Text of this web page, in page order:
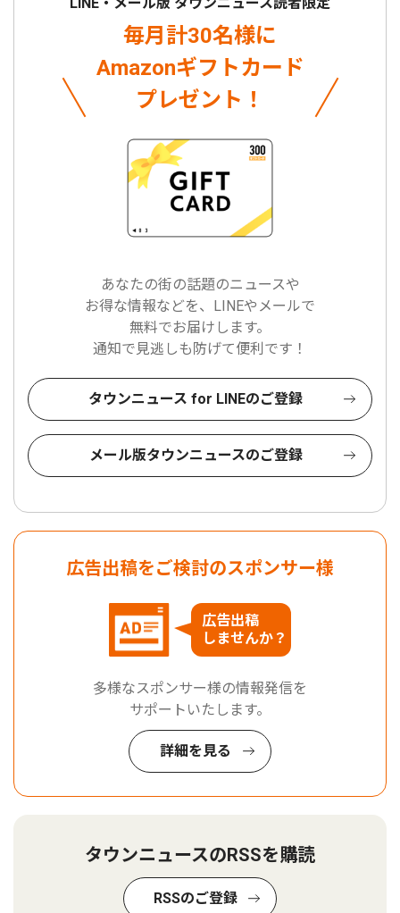
毎月計30名様に
Amazonギフトカード
プレゼント！
あなたの街の話題のニュースや
お得な情報などを、LINEやメールで
無料でお届けします。
通知で見逃しも防げて便利です！
タウンニュース for LINEのご登録
メール版タウンニュースのご登録
広告出稿をご検討のスポンサー様
広告出稿
しませんか？
多様なスポンサー様の情報発信を
サポートいたします。
詳細を見る
タウンニュースのRSSを購読
RSSのご登録